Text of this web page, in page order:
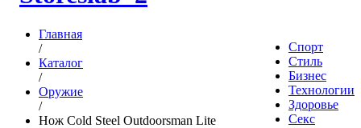
Спорт
Стиль
Бизнес
Технологии
Здоровье
Секс
Главная
/
Каталог
/
Оружие
/
Нож Cold Steel Outdoorsman Lite